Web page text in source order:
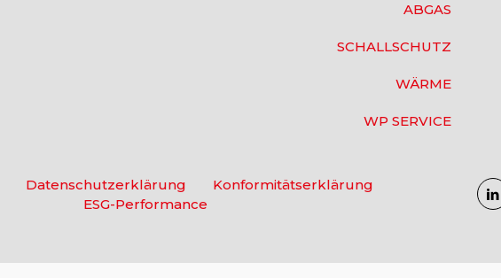
ABGAS
SCHALLSCHUTZ
WÄRME
WP SERVICE
Datenschutzerklärung
Konformitätserklärung
ESG-Performance